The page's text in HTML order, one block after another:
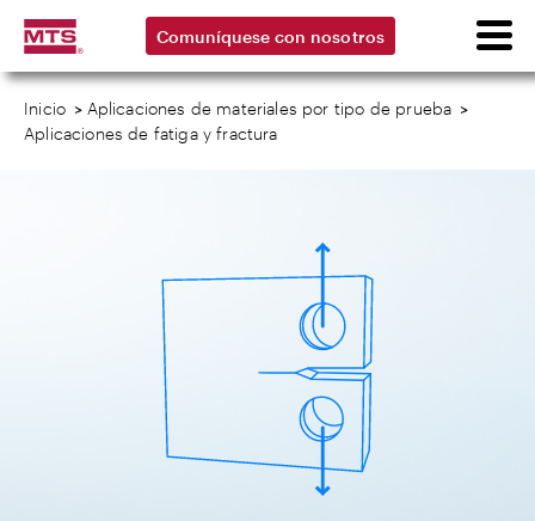
Comuníquese con nosotros
Inicio > Aplicaciones de materiales por tipo de prueba >
Aplicaciones de fatiga y fractura